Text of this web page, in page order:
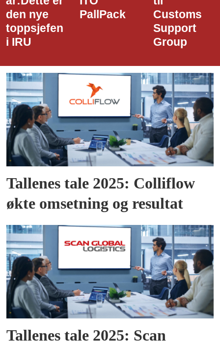
PallPack
Customs
i Narvik
Havn
Tallenes tale 2025: Colliflow
økte omsetning og resultat
Tallenes tale 2025: Scan